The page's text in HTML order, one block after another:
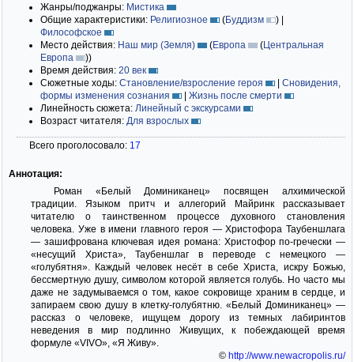
Жанры/поджанры: Мистика
Общие характеристики: Религиозное (Буддизм ) |
Философское
Место действия: Наш мир (Земля) (Европа (Центральная
Европа
))
Время действия: 20 век
Сюжетные ходы: Становление/взросление героя | Сновидения,
формы изменения сознания
| Жизнь после смерти
Линейность сюжета: Линейный с экскурсами
Возраст читателя: Для взрослых
Всего проголосовало: 17
Аннотация:
Роман «Белый Доминиканец» посвящен алхимической
традиции. Языком притч и аллегорий Майринк рассказывает
читателю о таинственном процессе духовного становления
человека. Уже в имени главного героя — Христофора Таубеншлага
— зашифрована ключевая идея романа: Христофор по-гречески —
«несущий Христа», Таубеншлаг в переводе с немецкого —
«голубятня». Каждый человек несёт в себе Христа, искру Божью,
бессмертную душу, символом которой является голубь. Но часто мы
даже не задумываемся о том, какое сокровище храним в сердце, и
запираем свою душу в клетку-голубятню. «Белый Доминиканец» —
рассказ о человеке, ищущем дорогу из темных лабиринтов
неведения в мир подлинно Живущих, к побеждающей время
формуле «VIVO», «Я Живу».
© http://www.newacropolis.ru/